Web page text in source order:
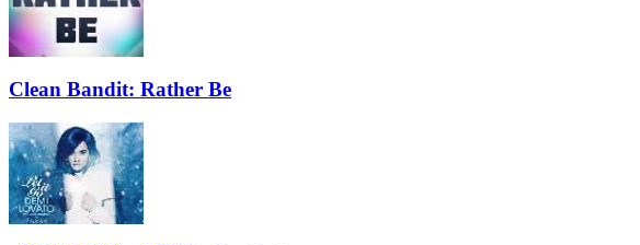
Clean Bandit: Rather Be